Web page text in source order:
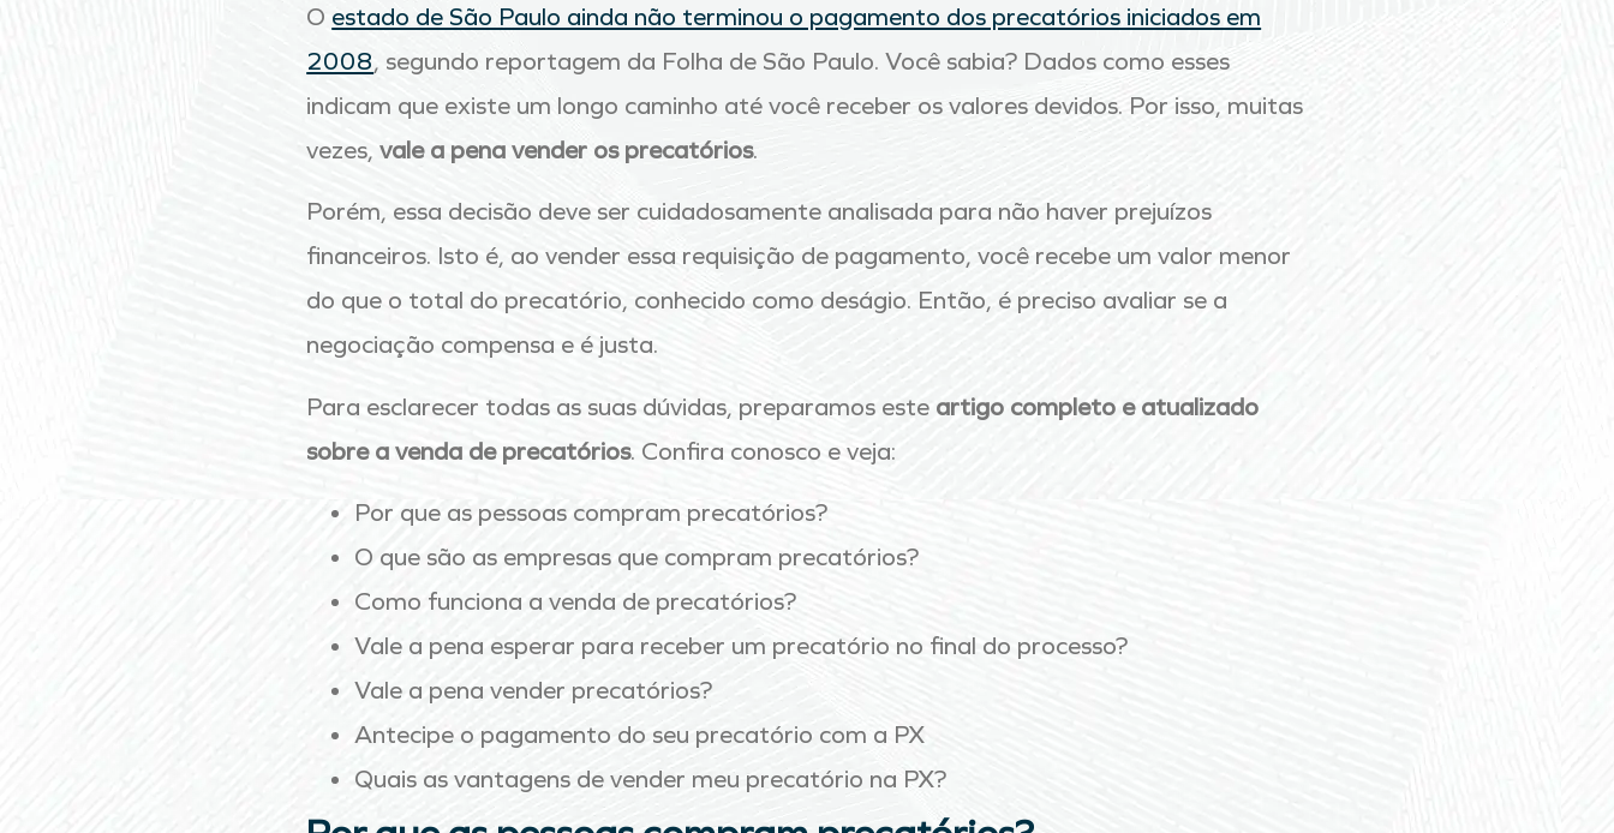
O estado de São Paulo ainda não terminou o pagamento dos precatórios iniciados em
2008, segundo reportagem da Folha de São Paulo. Você sabia? Dados como esses
indicam que existe um longo caminho até você receber os valores devidos. Por isso, muitas
vezes,vale a pena vender os precatórios.
Porém, essa decisão deve ser cuidadosamente analisada para não haver prejuízos
financeiros. Isto é, ao vender essa requisição de pagamento, você recebe um valor menor
do que o total do precatório, conhecido como deságio. Então, é preciso avaliar se a
negociação compensa e é justa.
Para esclarecer todas as suas dúvidas, preparamos este artigo completo e atualizado
sobre a venda de precatórios. Confira conosco e veja:
Por que as pessoas compram precatórios?
O que são as empresas que compram precatórios?
Como funciona a venda de precatórios?
Vale a pena esperar para receber um precatório no final do processo?
Vale a pena vender precatórios?
Antecipe o pagamento do seu precatório com a PX
Quais as vantagens de vender meu precatório na PX?